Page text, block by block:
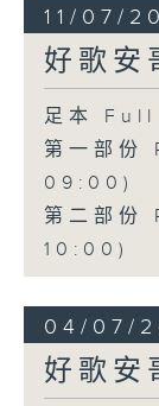
11/07/
好歌安
足本
第一部
09:00)
第二部
10:00)
04/07/
好歌安